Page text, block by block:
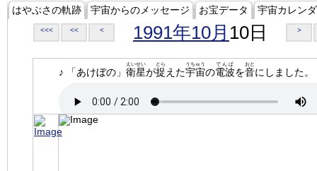
はやぶさの軌跡 宇宙からのメッセージ お宝データ 宇宙カレン
<<< << < 1991年10月 10日 >
♪ 「あけぼの」 衛星
えいせい
が捉
とら
えた宇宙
うちゅう
の電波
でんぱ
を音
おと
にしました。